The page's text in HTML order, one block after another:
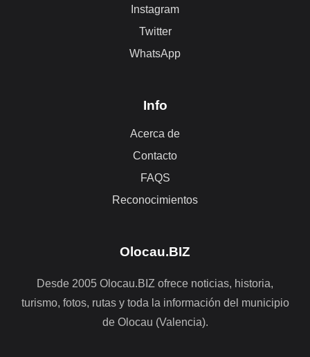
Instagram
Twitter
WhatsApp
Info
Acerca de
Contacto
FAQS
Reconocimientos
Olocau.BIZ
Desde 2005 Olocau.BIZ ofrece noticias, historia,
turismo, fotos, rutas y toda la información del municipio
de Olocau (Valencia).